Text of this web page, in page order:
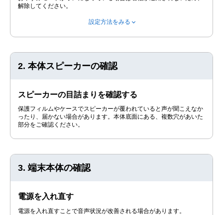
解除してください。
設定方法をみる
2. 本体スピーカーの確認
スピーカーの目詰まりを確認する
保護フィルムやケースでスピーカーが覆われていると声が聞こえなか
ったり、届かない場合があります。本体底面にある、複数穴があいた
部分をご確認ください。
3. 端末本体の確認
電源を入れ直す
電源を入れ直すことで音声状況が改善される場合があります。